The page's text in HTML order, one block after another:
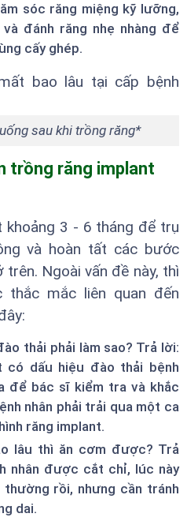
sóc răng miệng kỹ lưỡng,
đánh răng nhẹ nhàng để
cấy ghép.
sau khi trồng răng*
trồng răng implant
3 - 6 tháng để trụ
và hoàn tất các bước
Ngoài vấn đề này, thì
thắc mắc liên quan đến
thải phải làm sao? Trả lời:
có dấu hiệu đào thải bệnh
để bác sĩ kiểm tra và khắc
nhân phải trải qua một ca
răng implant.
lâu thì ăn cơm được? Trả
nhân được cắt chỉ, lúc này
rồi, nhưng cần tránh
dai.